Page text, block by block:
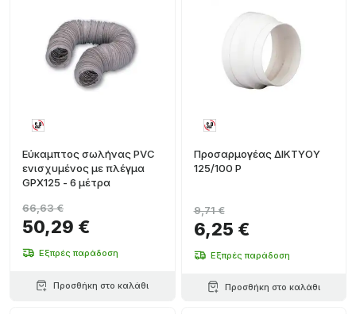
Εύκαμπτος σωλήνας PVC
ενισχυμένος με πλέγμα
GPX125 - 6 μέτρα
50,29 €
66,63 €
Εξπρές παράδοση
Προσθήκη στο καλάθι
Προσαρμογέας ΔΙΚΤΥΟΥ
125/100 P
6,25 €
9,71 €
Εξπρές παράδοση
Προσθήκη στο καλάθι